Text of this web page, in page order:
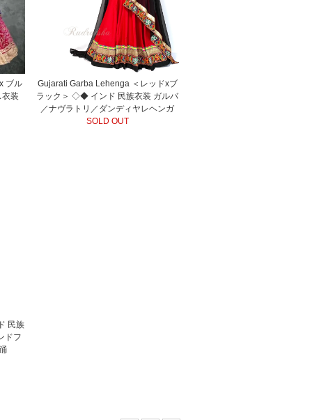
ブル
装
Gujarati Garba Lehenga ＜レッドxブ
ラック＞ ◇◆ インド 民族衣装 ガルバ
／ナヴラトリ／ダンディヤレヘンガ
SOLD OUT
民族
ドフ